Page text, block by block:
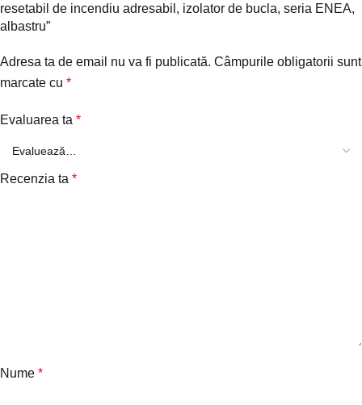
resetabil de incendiu adresabil, izolator de bucla, seria ENEA,
albastru”
Adresa ta de email nu va fi publicată. Câmpurile obligatorii sunt
marcate cu *
Evaluarea ta *
Recenzia ta *
Nume *